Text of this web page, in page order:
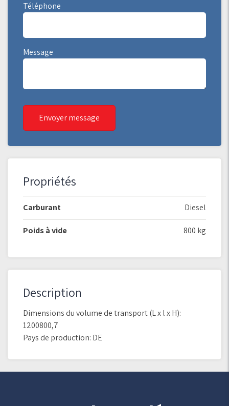
Téléphone
Message
Envoyer message
Propriétés
Carburant Diesel
Poids à vide 800 kg
Description
Dimensions du volume de transport (L x l x H):
1200800,7
Pays de production: DE